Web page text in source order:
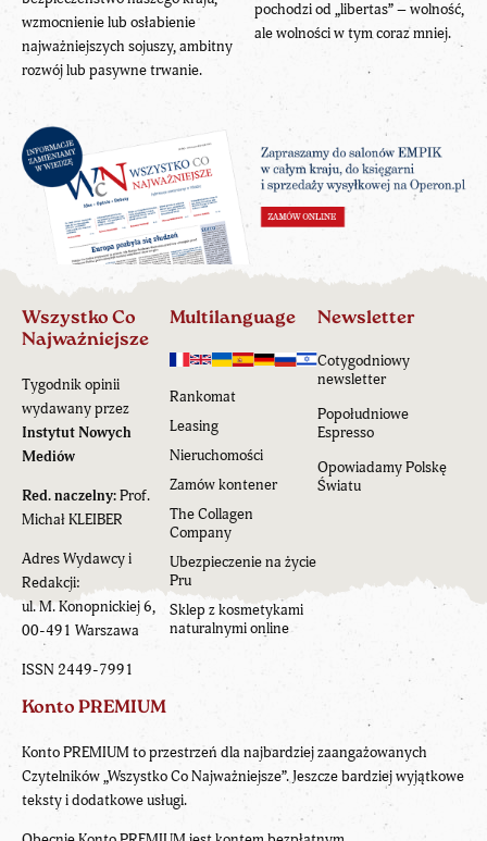
wzmocnienie lub osłabienie
najważniejszych sojuszy, ambitny
rozwój lub pasywne trwanie.
pochodzi od „libertas” – wolność,
ale wolności w tym coraz mniej.
Wszystko Co
Najważniejsze
Tygodnik opinii
wydawany przez
Instytut Nowych
Mediów
Red. naczelny:Prof.
Michał KLEIBER
Adres Wydawcy i
Redakcji:
ul. M. Konopnickiej 6,
00-491 Warszawa
ISSN 2449-7991
Multilanguage
Rankomat
Leasing
Nieruchomości
Zamów kontener
The Collagen
Company
Ubezpieczenie na życie
Pru
Sklep z kosmetykami
naturalnymi online
Newsletter
Cotygodniowy
newsletter
Popołudniowe
Espresso
Opowiadamy Polskę
Światu
Konto PREMIUM
Konto PREMIUM to przestrzeń dla najbardziej zaangażowanych
Czytelników „Wszystko Co Najważniejsze”. Jeszcze bardziej wyjątkowe
teksty i dodatkowe usługi.